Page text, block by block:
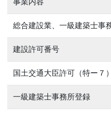
事業内容
総合建設業、一級建築士事
建設許可番号
国土交通大臣許可（特ー７
一級建築士事務所登録